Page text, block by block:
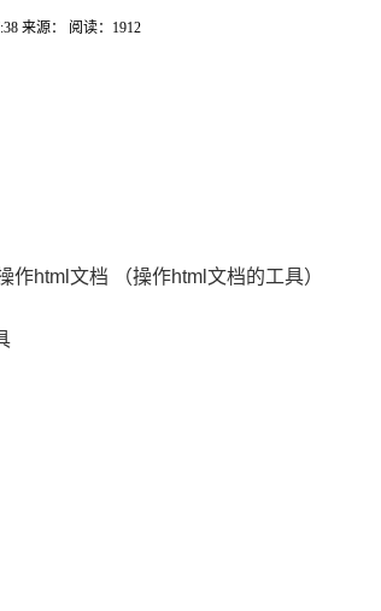
来源： 阅读：1912
html文档 （操作html文档的工具）